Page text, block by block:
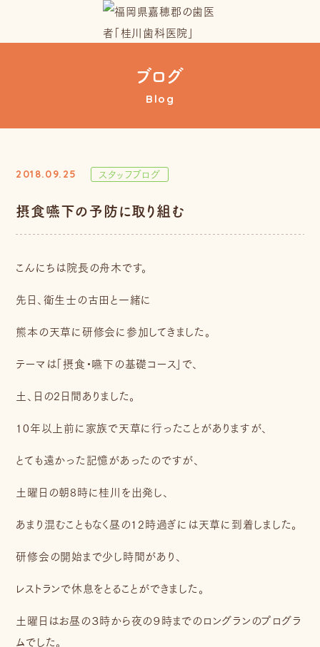
ブログ
Blog
2018.09.25 スタッフブログ
摂食嚥下の予防に取り組む
こんにちは院長の舟木です。
先日、衛生士の古田と一緒に
熊本の天草に研修会に参加してきました。
テーマは「摂食・嚥下の基礎コース」で、
土、日の2日間ありました。
10年以上前に家族で天草に行ったことがありますが、
とても遠かった記憶があったのですが、
土曜日の朝8時に桂川を出発し、
あまり混むこともなく昼の12時過ぎには天草に到着しました。
研修会の開始まで少し時間があり、
レストランで休息をとることができました。
土曜日はお昼の３時から夜の９時までのロングランのプログラ
ムでした。